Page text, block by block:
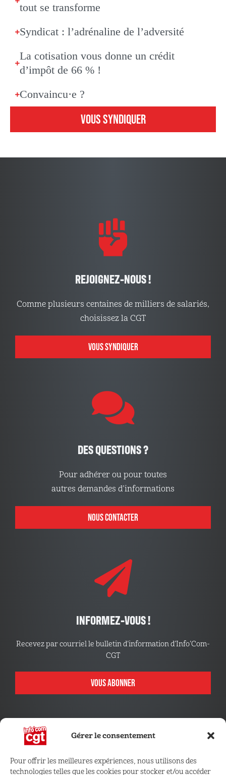
Gérer le consentement
Pour offrir les meilleures expériences, nous utilisons des
technologies telles que les cookies pour stocker et/ou accéder
tout se transforme
Syndicat : l’adrénaline de l’adversité
La cotisation vous donne un crédit
d’impôt de 66 % !
Convaincu·e ?
VOUS SYNDIQUER
REJOIGNEZ-NOUS !
Comme plusieurs centaines de milliers de salariés,
choisissez la CGT
VOUS SYNDIQUER
DES QUESTIONS ?
Pour adhérer ou pour toutes
autres demandes d’informations
NOUS CONTACTER
INFORMEZ-VOUS !
Recevez par courriel le bulletin d’information d’Info’Com-
CGT
VOUS ABONNER